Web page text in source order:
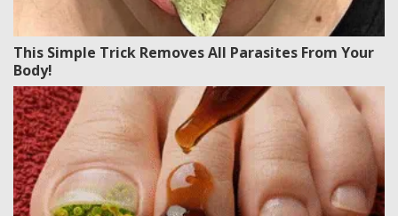
This Simple Trick Removes All Parasites From Your
Body!